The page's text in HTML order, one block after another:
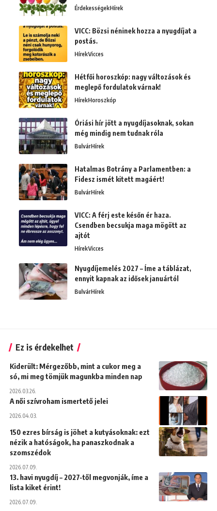
ÉrdekességekHírek
VICC: Bözsi néninek hozza a nyugdíjat a
postás.
HírekVicces
Hétfői horoszkóp: nagy változások és
meglepő fordulatok várnak!
HírekHoroszkóp
Óriási hír jött a nyugdíjasoknak, sokan
még mindig nem tudnak róla
BulvárHírek
Hatalmas Botrány a Parlamentben: a
Fidesz ismét kitett magáért!
BulvárHírek
VICC: A férj este későn ér haza.
Csendben becsukja maga mögött az
ajtót
HírekVicces
Nyugdíjemelés 2027 – Íme a táblázat,
ennyit kapnak az idősek januártól
BulvárHírek
Ez is érdekelhet
Kiderült: Mérgezőbb, mint a cukor meg a
só, mi meg tömjük magunkba minden nap
2026.03.26.
A női szívroham ismertető jelei
2026.04.03.
150 ezres bírság is jöhet a kutyásoknak: ezt
nézik a hatóságok, ha panaszkodnak a
szomszédok
2026.07.09.
13. havi nyugdíj – 2027-től megvonják, íme a
lista kiket érint!
2026.07.09.